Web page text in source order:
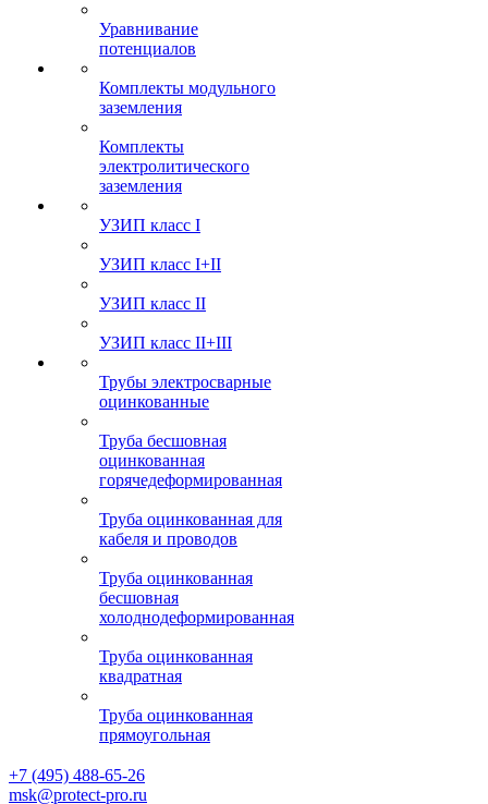
Уравнивание
потенциалов
Комплекты модульного
заземления
Комплекты
электролитического
заземления
УЗИП класс I
УЗИП класс I+II
УЗИП класс II
УЗИП класс II+III
Трубы электросварные
оцинкованные
Труба бесшовная
оцинкованная
горячедеформированная
Труба оцинкованная для
кабеля и проводов
Труба оцинкованная
бесшовная
холоднодеформированная
Труба оцинкованная
квадратная
Труба оцинкованная
прямоугольная
+7 (495) 488-65-26
msk@protect-pro.ru